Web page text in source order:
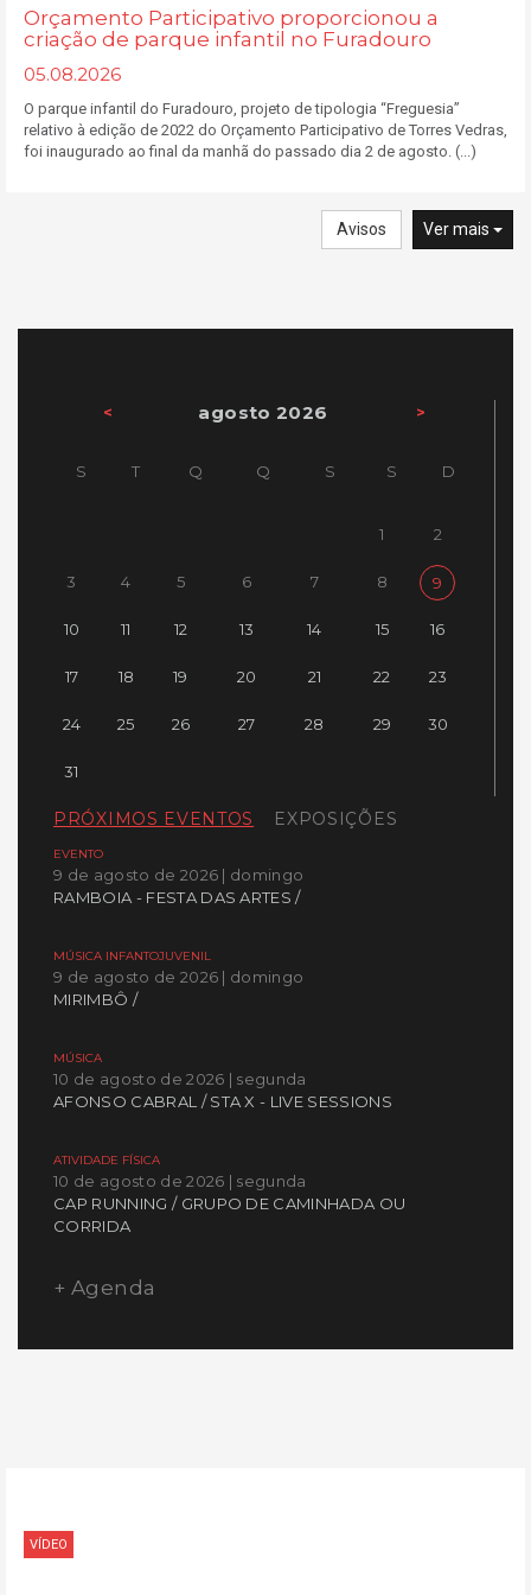
Orçamento Participativo proporcionou a
criação de parque infantil no Furadouro
05.08.2026
O parque infantil do Furadouro, projeto de tipologia “Freguesia”
relativo à edição de 2022 do Orçamento Participativo de Torres Vedras,
foi inaugurado ao final da manhã do passado dia 2 de agosto. (...)
Avisos Ver mais
< agosto 2026 >
S T Q Q S S D
1 2
3 4 5 6 7 8 9
10 11 12 13 14 15 16
17 18 19 20 21 22 23
24 25 26 27 28 29 30
31
PRÓXIMOS EVENTOS EXPOSIÇÕES
EVENTO
9 de agosto de 2026 | domingo
RAMBOIA - FESTA DAS ARTES /
MÚSICA INFANTOJUVENIL
9 de agosto de 2026 | domingo
MIRIMBÔ /
MÚSICA
10 de agosto de 2026 | segunda
AFONSO CABRAL / STA X - LIVE SESSIONS
ATIVIDADE FÍSICA
10 de agosto de 2026 | segunda
CAP RUNNING / GRUPO DE CAMINHADA OU
CORRIDA
+ Agenda
VÍDEO